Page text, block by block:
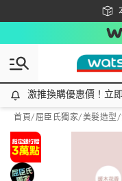
激推換購優惠價！立即點
激推換購優惠價！立
首頁/ 屈臣氏獨家/美髮造型/